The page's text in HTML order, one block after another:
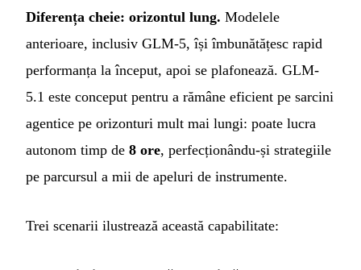
Diferența cheie: orizontul lung. Modelele
anterioare, inclusiv GLM-5, își îmbunătățesc rapid
performanța la început, apoi se plafonează. GLM-
5.1 este conceput pentru a rămâne eficient pe sarcini
agentice pe orizonturi mult mai lungi: poate lucra
autonom timp de 8 ore, perfecționându-și strategiile
pe parcursul a mii de apeluri de instrumente.
Trei scenarii ilustrează această capabilitate: